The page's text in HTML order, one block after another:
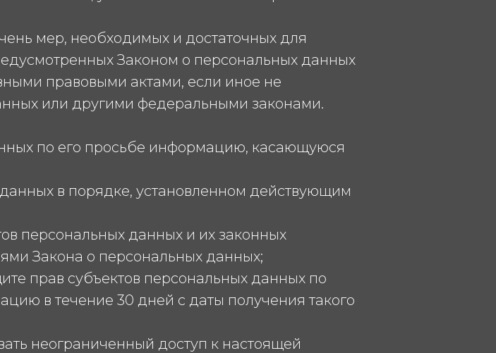
мер, необходимых и достаточных для
Законом о персональных данных
правовыми актами, если иное не
или другими федеральными законами.
по его просьбе информацию, касающуюся
в порядке, установленном действующим
персональных данных и их законных
Закона о персональных данных;
прав субъектов персональных данных по
в течение 30 дней с даты получения такого
неограниченный доступ к настоящей